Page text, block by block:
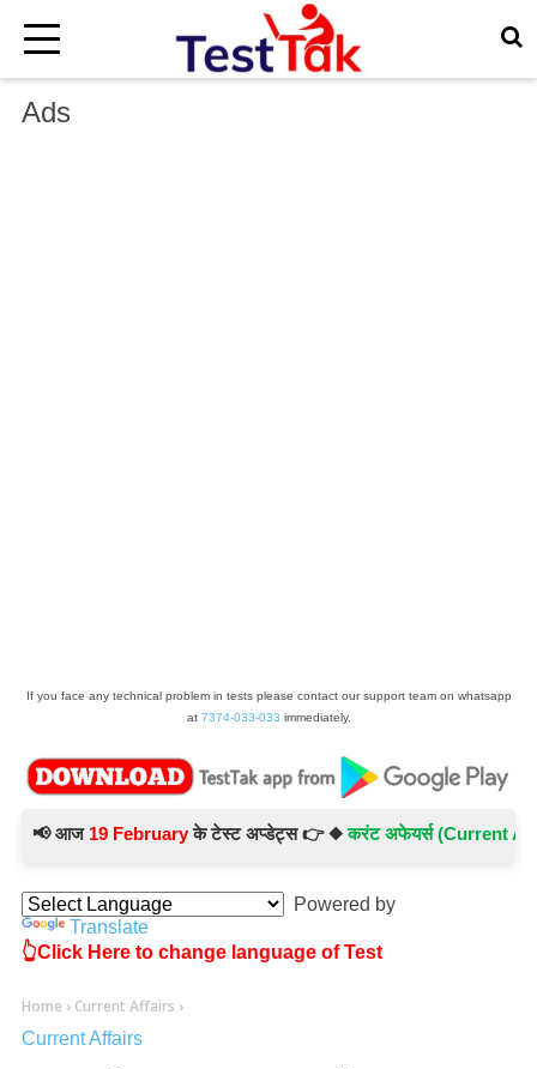
Ads
If you face any technical problem in tests please contact our support team on whatsapp
at 7374-033-033 immediately.
📢 आज19 Februaryके टेस्ट अप्डेट्स 👉 ◆करंट अफेयर्स (Current
×
Powered by
Translate
👆Click Here to change language of Test
Home › Current Affairs ›
Current Affairs